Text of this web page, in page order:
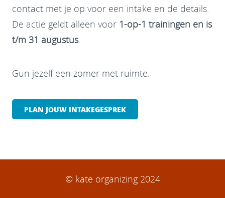
contact met je op voor een intake en de details.
De actie geldt alleen voor 1-op-1 trainingen en is
t/m 31 augustus.
Gun jezelf een zomer met ruimte.
PLAN JOUW INTAKEGESPREK
© kate organizing 2024